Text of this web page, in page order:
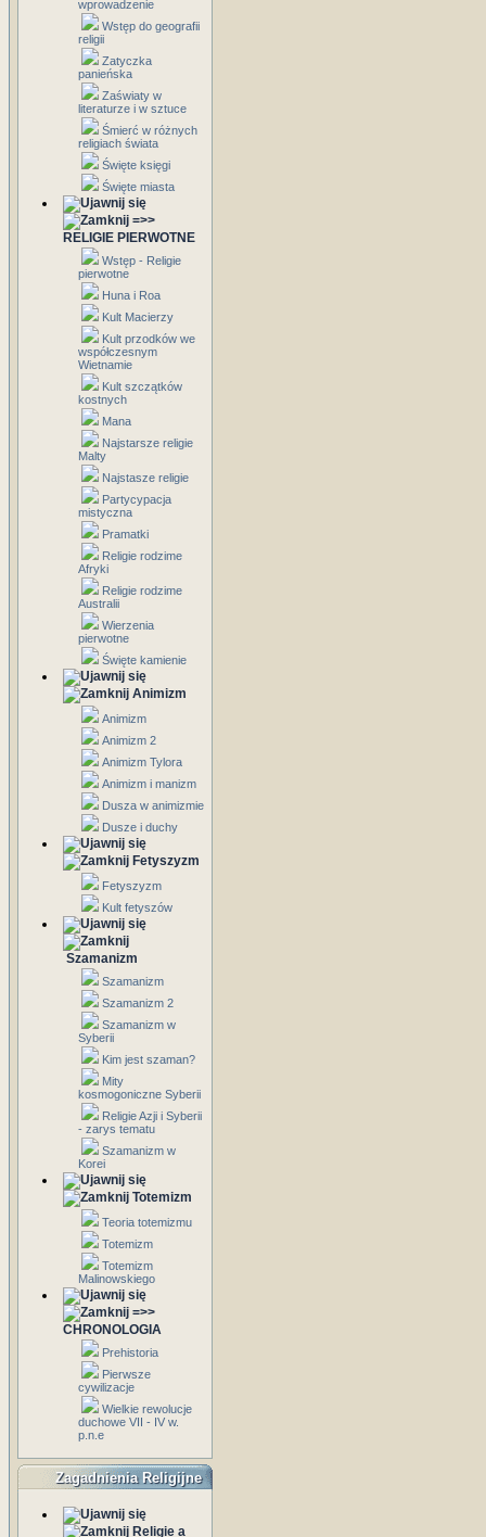
wprowadzenie
Wstęp do geografii
religii
Zatyczka
panieńska
Zaświaty w
literaturze i w sztuce
Śmierć w różnych
religiach świata
Święte księgi
Święte miasta
=>>
RELIGIE PIERWOTNE
Wstęp - Religie
pierwotne
Huna i Roa
Kult Macierzy
Kult przodków we
współczesnym
Wietnamie
Kult szczątków
kostnych
Mana
Najstarsze religie
Malty
Najstasze religie
Partycypacja
mistyczna
Pramatki
Religie rodzime
Afryki
Religie rodzime
Australii
Wierzenia
pierwotne
Święte kamienie
Animizm
Animizm
Animizm 2
Animizm Tylora
Animizm i manizm
Dusza w animizmie
Dusze i duchy
Fetyszyzm
Fetyszyzm
Kult fetyszów
Szamanizm
Szamanizm
Szamanizm 2
Szamanizm w
Syberii
Kim jest szaman?
Mity
kosmogoniczne Syberii
Religie Azji i Syberii
- zarys tematu
Szamanizm w
Korei
Totemizm
Teoria totemizmu
Totemizm
Totemizm
Malinowskiego
=>>
CHRONOLOGIA
Prehistoria
Pierwsze
cywilizacje
Wielkie rewolucje
duchowe VII - IV w.
p.n.e
Zagadnienia Religijne
Religie a